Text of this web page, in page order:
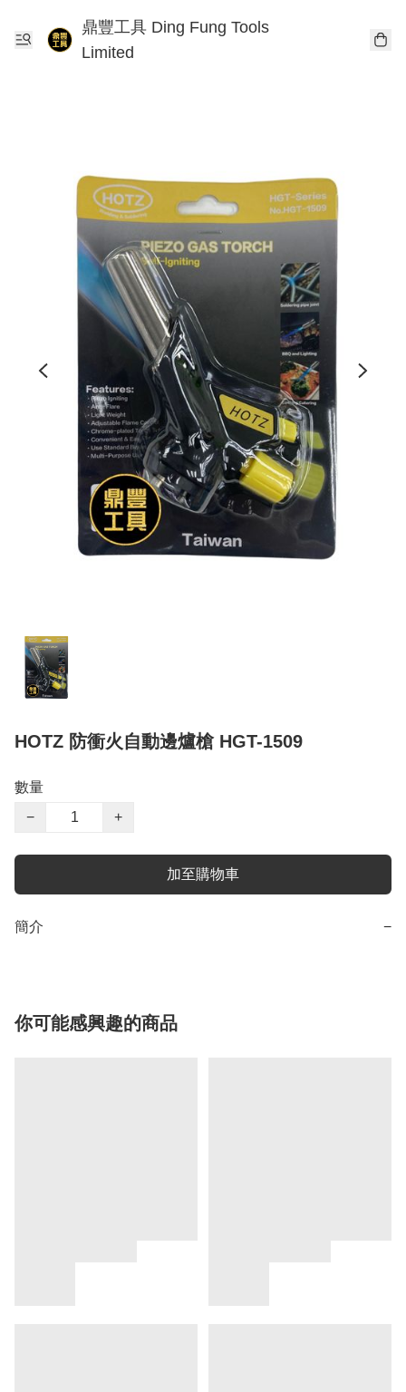
鼎豐工具 Ding Fung Tools
Limited
HOTZ 防衝火自動邊爐槍 HGT-1509
數量
−
+
加至購物車
簡介 −
你可能感興趣的商品